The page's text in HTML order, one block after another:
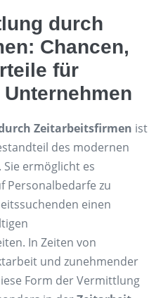
durch
Chancen,
für
Zeitarbeitsfirmen ist
des modernen
ermöglicht es
Personalbedarfe zu
einen
In Zeiten von
und zunehmender
Form der Vermittlung